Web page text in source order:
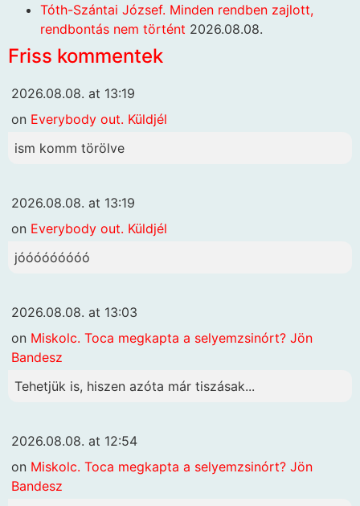
Tóth-Szántai József. Minden rendben zajlott,
rendbontás nem történt 2026.08.08.
Friss kommentek
2026.08.08. at 13:19
on Everybody out. Küldjél
ism komm törölve
2026.08.08. at 13:19
on Everybody out. Küldjél
jóóóóóóóóó
2026.08.08. at 13:03
on Miskolc. Toca megkapta a selyemzsinórt? Jön
Bandesz
Tehetjük is, hiszen azóta már tiszásak...
2026.08.08. at 12:54
on Miskolc. Toca megkapta a selyemzsinórt? Jön
Bandesz